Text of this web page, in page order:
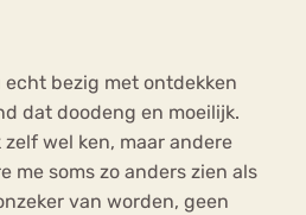
bezig met ontdekken
dat doodeng en moeilijk.
wel ken, maar andere
me soms zo anders zien als
van worden, geen